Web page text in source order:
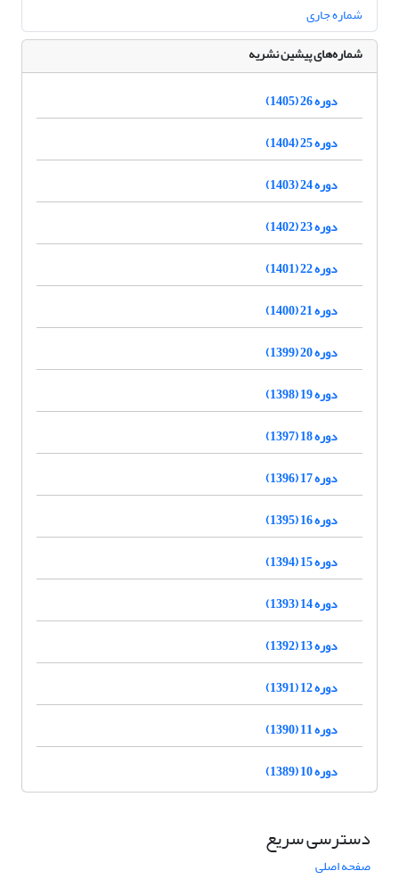
شماره جاری
شماره‌های پیشین نشریه
دوره 26 (1405)
دوره 25 (1404)
دوره 24 (1403)
دوره 23 (1402)
دوره 22 (1401)
دوره 21 (1400)
دوره 20 (1399)
دوره 19 (1398)
دوره 18 (1397)
دوره 17 (1396)
دوره 16 (1395)
دوره 15 (1394)
دوره 14 (1393)
دوره 13 (1392)
دوره 12 (1391)
دوره 11 (1390)
دوره 10 (1389)
دسترسی سریع
صفحه اصلی